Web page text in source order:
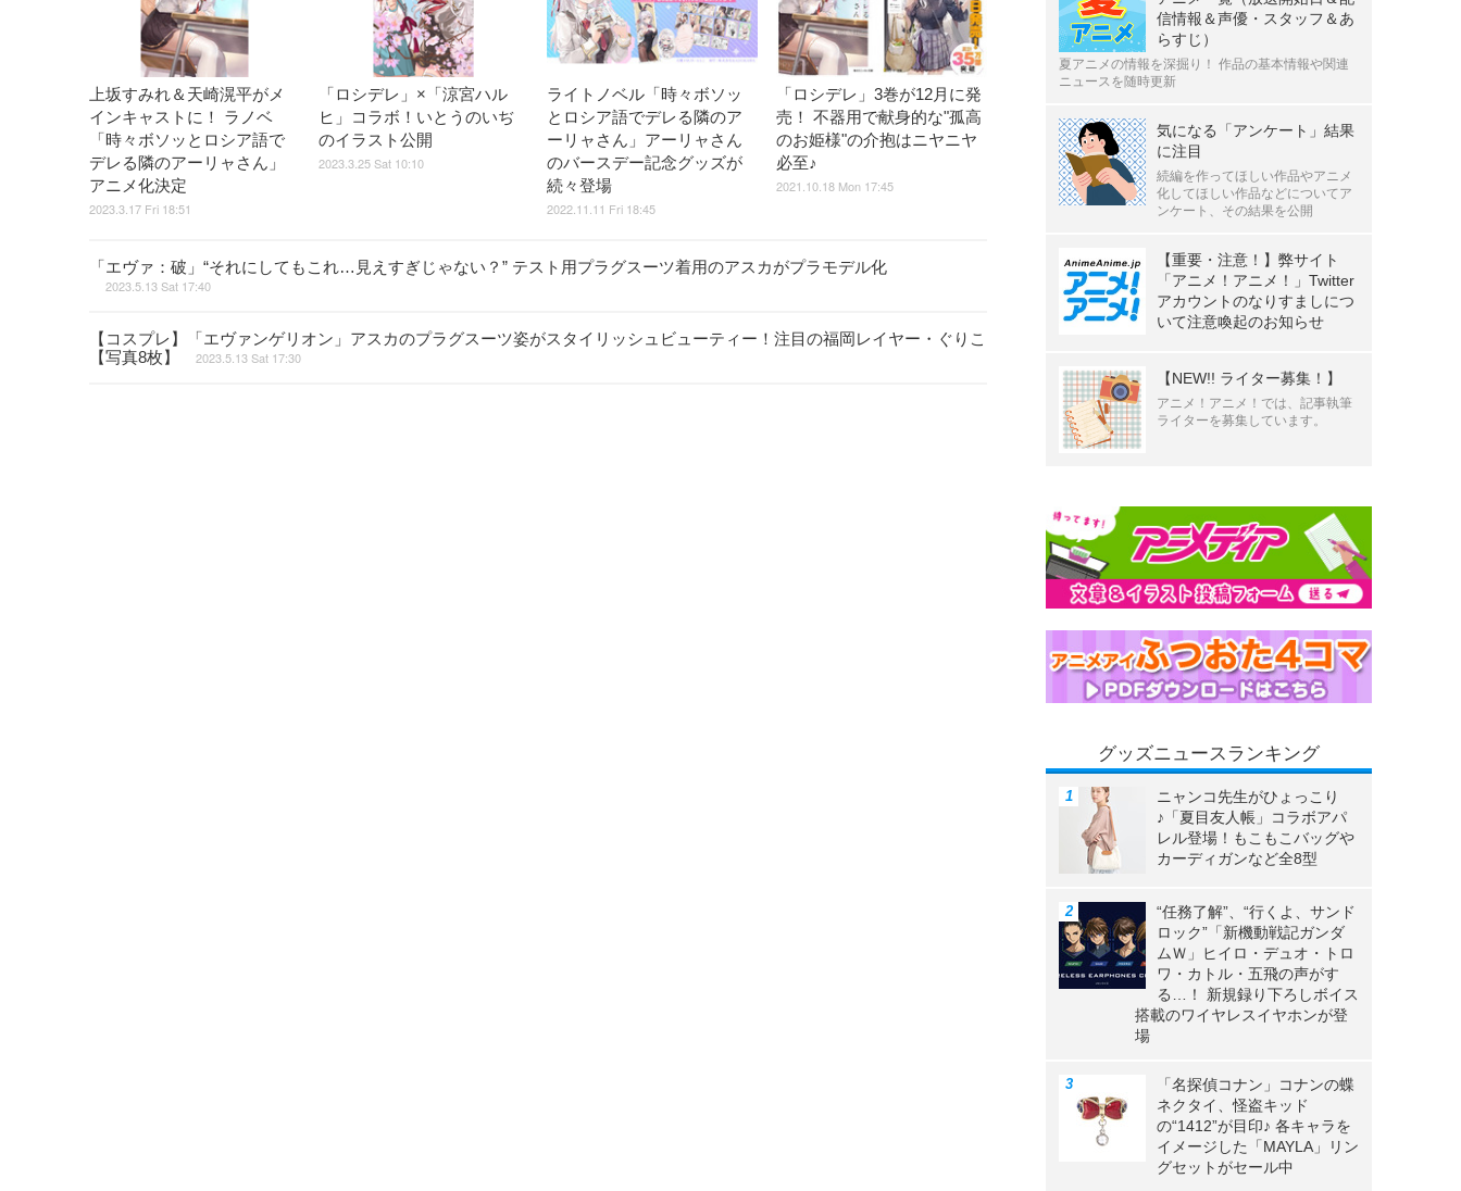
上坂すみれ＆天崎滉平がメ
インキャストに！ ラノベ
「時々ボソッとロシア語で
デレる隣のアーリャさん」
アニメ化決定
2023.3.17 Fri 18:51
「ロシデレ」×「涼宮ハル
ヒ」コラボ！いとうのいぢ
のイラスト公開
2023.3.25 Sat 10:10
ライトノベル「時々ボソッ
とロシア語でデレる隣のア
ーリャさん」アーリャさん
のバースデー記念グッズが
続々登場
2022.11.11 Fri 18:45
「ロシデレ」3巻が12月に発
売！ 不器用で献身的な"孤高
のお姫様"の介抱はニヤニヤ
必至♪
2021.10.18 Mon 17:45
「エヴァ：破」“それにしてもこれ…見えすぎじゃない？” テスト用プラグスーツ着用のアスカがプラモデル化
2023.5.13 Sat 17:40
【コスプレ】「エヴァンゲリオン」アスカのプラグスーツ姿がスタイリッシュビューティー！注目の福岡レイヤー・ぐりこ
【写真8枚】
2023.5.13 Sat 17:30
信情報＆声優・スタッフ＆あ
らすじ）
夏アニメの情報を深掘り！ 作品の基本情報や関連
ニュースを随時更新
気になる「アンケート」結果
に注目
続編を作ってほしい作品やアニメ
化してほしい作品などについてア
ンケート、その結果を公開
【重要・注意！】弊サイト
「アニメ！アニメ！」Twitter
アカウントのなりすましにつ
いて注意喚起のお知らせ
【NEW!! ライター募集！】
アニメ！アニメ！では、記事執筆
ライターを募集しています。
グッズニュースランキング
ニャンコ先生がひょっこり
♪「夏目友人帳」コラボアパ
レル登場！もこもこバッグや
カーディガンなど全8型
“任務了解”、“行くよ、サンド
ロック”「新機動戦記ガンダ
ムＷ」ヒイロ・デュオ・トロ
ワ・カトル・五飛の声がす
る…！ 新規録り下ろしボイス
搭載のワイヤレスイヤホンが登
場
「名探偵コナン」コナンの蝶
ネクタイ、怪盗キッド
の“1412”が目印♪ 各キャラを
イメージした「MAYLA」リン
グセットがセール中